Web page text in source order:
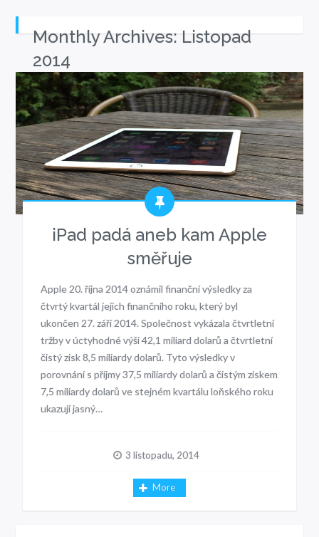
Monthly Archives:Listopad
2014
iPad padá aneb kam Apple
směřuje
Apple 20. října 2014 oznámil finanční výsledky za
čtvrtý kvartál jejich finančního roku, který byl
ukončen 27. září 2014. Společnost vykázala čtvrtletní
tržby v úctyhodné výši 42,1 miliard dolarů a čtvrtletní
čistý zisk 8,5 miliardy dolarů. Tyto výsledky v
porovnání s příjmy 37,5 miliardy dolarů a čistým ziskem
7,5 miliardy dolarů ve stejném kvartálu loňského roku
ukazují jasný…
3 listopadu, 2014
More